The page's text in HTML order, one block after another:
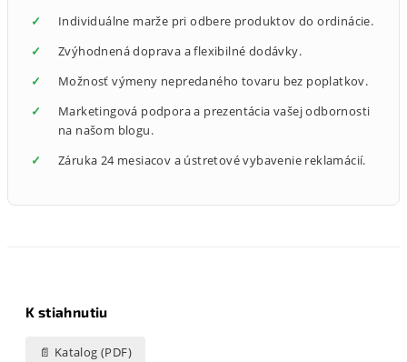
Individuálne marže pri odbere produktov do ordinácie.
Zvýhodnená doprava a flexibilné dodávky.
Možnosť výmeny nepredaného tovaru bez poplatkov.
Marketingová podpora a prezentácia vašej odbornosti
na našom blogu.
Záruka 24 mesiacov a ústretové vybavenie reklamácií.
K stiahnutiu
📄 Katalog (PDF)